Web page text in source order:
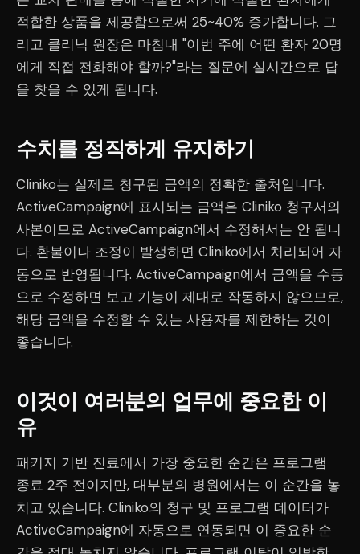
적합한 상품을 제공함으로써 25~40% 증가합니다. 그
리고 클리닉 원장은 마침내 "이번 주에 어떤 환자 20명
에게 직접 전화해야 할까?"라는 질문에 실시간으로 답
을 찾을 수 있게 됩니다.
수치를 정직하게 유지하기
Cliniko는 실제로 청구된 금액의 정확한 출처입니다.
ActiveCampaign에 표시되는 금액은 Cliniko 청구서의
사본이므로 ActiveCampaign에서 수정해서는 안 됩니
다. 환불이나 조정이 발생하면 Cliniko에서 처리되어 자
동으로 반영됩니다. ActiveCampaign에서 금액을 수동
으로 수정하면 보고 기능이 제대로 작동하지 않으므로,
해당 금액을 수정할 수 있는 사용자를 제한하는 것이
좋습니다.
이것이 여러분의 업무에 중요한 이
유
패키지 기반 진료에서 가장 중요한 순간은 프로그램
종료 2주 전이지만, 대부분의 병원에서는 이 순간을 놓
치고 있습니다. Cliniko의 청구 및 프로그램 데이터가
ActiveCampaign에 자동으로 연동되면 이 중요한 순